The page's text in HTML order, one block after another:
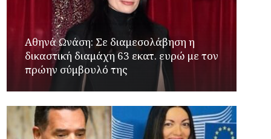
Αθηνά Ωνάση: Σε διαμεσολάβηση η
δικαστική διαμάχη 63 εκατ. ευρώ με τον
πρώην σύμβουλό της